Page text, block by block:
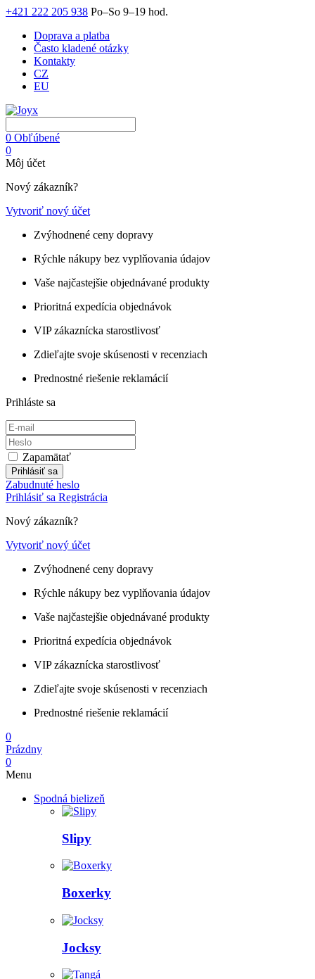
+421 222 205 938 Po–So 9–19 hod.
Doprava a platba
Často kladené otázky
Kontakty
CZ
EU
0 Obľúbené
0
Môj účet
Nový zákazník?
Vytvoriť nový účet
Zvýhodnené ceny dopravy
Rýchle nákupy bez vyplňovania údajov
Vaše najčastejšie objednávané produkty
Prioritná expedícia objednávok
VIP zákaznícka starostlivosť
Zdieľajte svoje skúsenosti v recenziach
Prednostné riešenie reklamácií
Prihláste sa
Zapamätať
Prihlásiť sa
Zabudnuté heslo
Prihlásiť sa Registrácia
Nový zákazník?
Vytvoriť nový účet
Zvýhodnené ceny dopravy
Rýchle nákupy bez vyplňovania údajov
Vaše najčastejšie objednávané produkty
Prioritná expedícia objednávok
VIP zákaznícka starostlivosť
Zdieľajte svoje skúsenosti v recenziach
Prednostné riešenie reklamácií
0
Prázdny
0
Menu
Spodná bielizeň
Slipy
Boxerky
Jocksy